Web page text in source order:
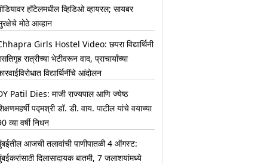
हॉटेलमधील व्हिडिओ व्हायरल; सायबर
मोठे आव्हान
Girls Hostel Video: छपरा विद्यार्थिनी
रात्रीच्या भेटीवरून वाद, प्राचार्यांच्या
विद्यार्थिनींचे आंदोलन
Patil Dies: माजी राज्यपाल आणि ज्येष्ठ
पद्मश्री डॉ. डी. वाय. पाटील यांचे वयाच्या
व्या वर्षी निधन
आजची तलावांची पाणीपातळी 4 ऑगस्ट:
दिलासादायक बातमी, 7 जलाशयांमध्ये